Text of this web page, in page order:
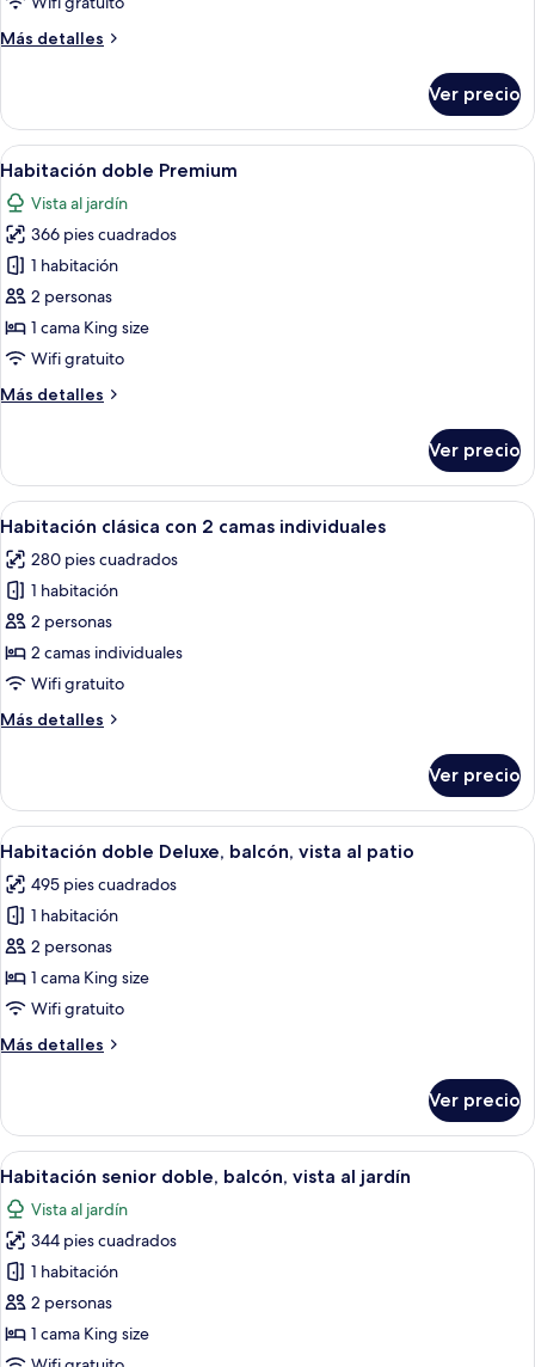
Más detalles
Más
doble
estándar
Ver precio
Abrir
todas
las
fotos
de
Habitación
doble
Premium
Habitación de hotel con cama de
29
Habitación doble Premium
Vista al jardín
366 pies cuadrados
1 habitación
2 personas
1 cama King size
Wifi gratuito
Más detalles
Más
doble
Premium
Ver precio
Abrir
todas
las
fotos
de
Habitación
clásica
2
Habitación de hotel con dos camas,
7
Habitación clásica con 2 camas individuales
280 pies cuadrados
1 habitación
2 personas
2 camas individuales
Wifi gratuito
Más detalles
Más
clásica
con
2
individuales
Ver precio
Abrir
todas
las
fotos
de
Habitación
doble
balcón,
patio
Una habitación de hotel con cama,
17
Habitación doble Deluxe, balcón, vista al patio
495 pies cuadrados
1 habitación
2 personas
1 cama King size
Wifi gratuito
Más detalles
Más
doble
Deluxe,
balcón,
vista
al
patio
Ver precio
Abrir
todas
las
fotos
de
Habitación
senior
doble,
Una habitación de hotel con una
12
Habitación senior doble, balcón, vista al jardín
Vista al jardín
344 pies cuadrados
1 habitación
2 personas
1 cama King size